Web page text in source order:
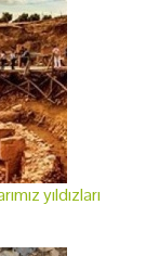
yıldızları